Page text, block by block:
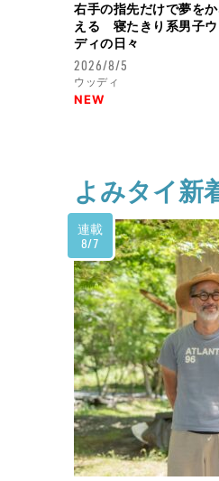
右手の指先だけで夢を
える 寝たきり系男子ウ
ディの日々
2026/8/5
ウッディ
NEW
よみタイ新
連載
8/7